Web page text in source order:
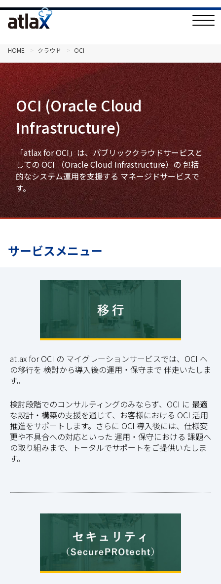
T
o
N
a
v
i
g
a
t
i
o
n
HOME クラウド OCI
OCI (Oracle Cloud
Infrastructure)
「atlax for OCI」は、パブリッククラウドサービスと
しての OCI （Oracle Cloud Infrastructure）の 包括
的なシステム運用を支援する マネージドサービスで
す。
サービスメニュー
atlax for OCI の マイグレーションサービスでは、OCI へ
の移行を 検討から導入後の運用・保守まで 伴走いたしま
す。
検討段階でのコンサルティングのみならず、OCI に 最適
な設計・構築の支援を通じて、お客様における OCI 活用
推進をサポートします。さらに OCI 導入後には、仕様変
更や不具合への対応といった 運用・保守における 課題へ
の取り組みまで、トータルでサポートをご提供いたしま
す。